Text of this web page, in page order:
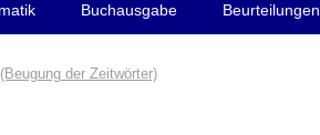
Buchausgabe Beurteilungen
der Zeitwörter)